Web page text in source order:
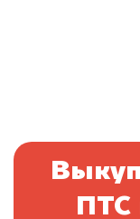
ПТС